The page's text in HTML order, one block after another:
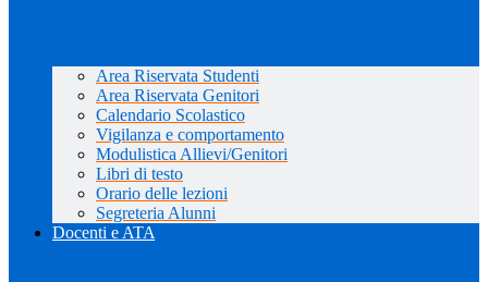
Area Riservata Studenti
Area Riservata Genitori
Calendario Scolastico
Vigilanza e comportamento
Modulistica Allievi/Genitori
Libri di testo
Orario delle lezioni
Segreteria Alunni
Docenti e ATA